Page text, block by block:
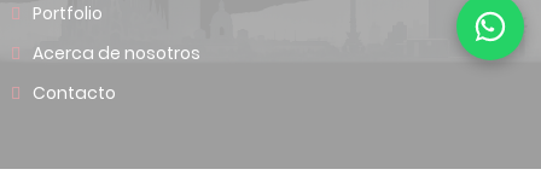
Portfolio
Acerca de nosotros
Contacto